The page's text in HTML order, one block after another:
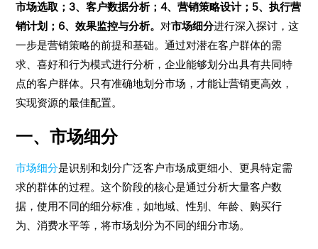
市场选取；3、客户数据分析；4、营销策略设计；5、执行营
销计划；6、效果监控与分析。 对市场细分进行深入探讨，这
一步是营销策略的前提和基础。通过对潜在客户群体的需
求、喜好和行为模式进行分析，企业能够划分出具有共同特
点的客户群体。只有准确地划分市场，才能让营销更高效，
实现资源的最佳配置。
一、市场细分
市场细分是识别和划分广泛客户市场成更细小、更具特定需
求的群体的过程。这个阶段的核心是通过分析大量客户数
据，使用不同的细分标准，如地域、性别、年龄、购买行
为、消费水平等，将市场划分为不同的细分市场。